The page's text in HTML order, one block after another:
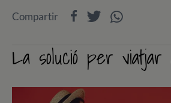
La solució per viatjar
Compartir